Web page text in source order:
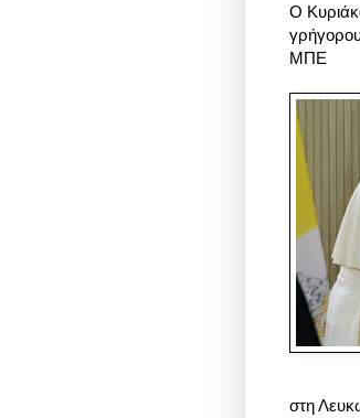
Ο
ΜΠΕ
στη